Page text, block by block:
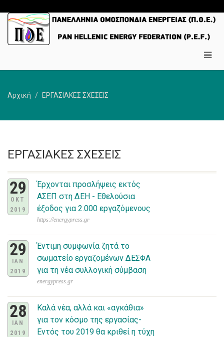
Αρχική ΕΡΓΑΣΙΑΚΕΣ ΣΧΕΣΕΙΣ
ΕΡΓΑΣΙΑΚΕΣ ΣΧΕΣΕΙΣ
29
ΟΚΤ
2019
Έρχονται προσλήψεις εκτός
ΑΣΕΠ στη ΔΕΗ - Εθελούσια
έξοδος για 2.000 εργαζόμενους
https://energypress.gr
29
IAN
2019
Έντιμη συμφωνία ζητά το
σωματείο εργαζομένων ΔΕΣΦΑ
για τη νέα συλλογική σύμβαση
energypress.gr
28
IAN
2019
Καλά νέα, αλλά και «αγκάθια»
για τον κόσμο της εργασίας-
Εντός του 2019 θα κριθεί η τύχη